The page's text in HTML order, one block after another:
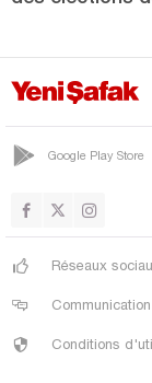
Ardahan
Artvin
Aydın
Balıkesir
Bartın
Batman
Bayburt
Bilecik
Google Play Store
Réseaux
Communication
Conditions